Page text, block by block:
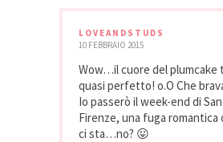
LOVEANDSTUDS
10 FEBBRAIO 2015
Wow…il cuore del plumcake
quasi perfetto! o.O Che
Io passerò il week-end di
Firenze, una fuga romantica
ci sta…no? 😛